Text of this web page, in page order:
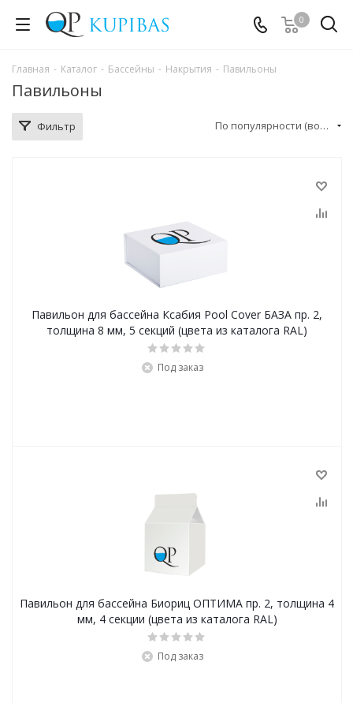
0
Главная - Каталог - Бассейны - Накрытия - Павильоны
Павильоны
Фильтр По популярности (возрастание)
Павильон для бассейна Ксабия Pool Cover БАЗА пр. 2,
толщина 8 мм, 5 секций (цвета из каталога RAL)
Под заказ
Павильон для бассейна Биориц ОПТИМА пр. 2, толщина 4
мм, 4 секции (цвета из каталога RAL)
Под заказ